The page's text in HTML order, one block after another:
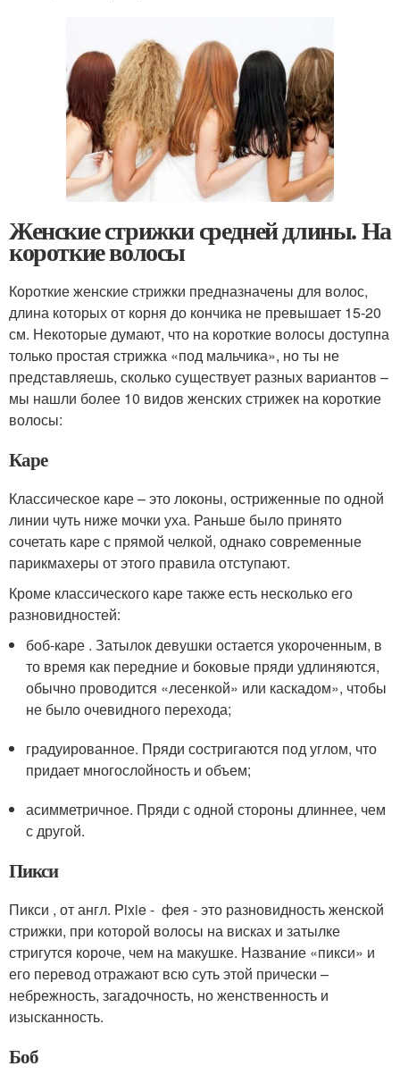
Женские стрижки средней длины. На
короткие волосы
Короткие женские стрижки предназначены для волос,
длина которых от корня до кончика не превышает 15-20
см. Некоторые думают, что на короткие волосы доступна
только простая стрижка «под мальчика», но ты не
представляешь, сколько существует разных вариантов –
мы нашли более 10 видов женских стрижек на короткие
волосы:
Каре
Классическое каре – это локоны, остриженные по одной
линии чуть ниже мочки уха. Раньше было принято
сочетать каре с прямой челкой, однако современные
парикмахеры от этого правила отступают.
Кроме классического каре также есть несколько его
разновидностей:
боб-каре . Затылок девушки остается укороченным, в
то время как передние и боковые пряди удлиняются,
обычно проводится «лесенкой» или каскадом», чтобы
не было очевидного перехода;
градуированное. Пряди состригаются под углом, что
придает многослойность и объем;
асимметричное. Пряди с одной стороны длиннее, чем
с другой.
Пикси
Пикси , от англ. Pixie - фея - это разновидность женской
стрижки, при которой волосы на висках и затылке
стригутся короче, чем на макушке. Название «пикси» и
его перевод отражают всю суть этой прически –
небрежность, загадочность, но женственность и
изысканность.
Боб